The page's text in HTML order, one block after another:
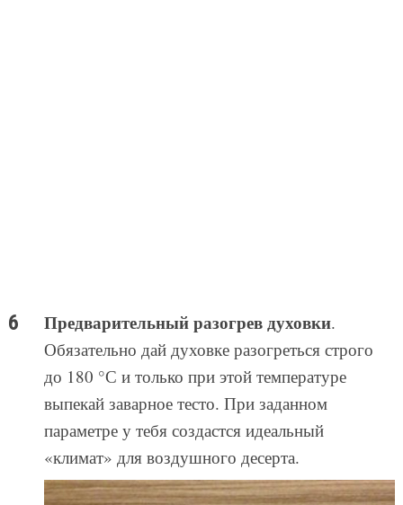
Предварительный разогрев духовки.
Обязательно дай духовке разогреться строго
до 180 °С и только при этой температуре
выпекай заварное тесто. При заданном
параметре у тебя создастся идеальный
«климат» для воздушного десерта.